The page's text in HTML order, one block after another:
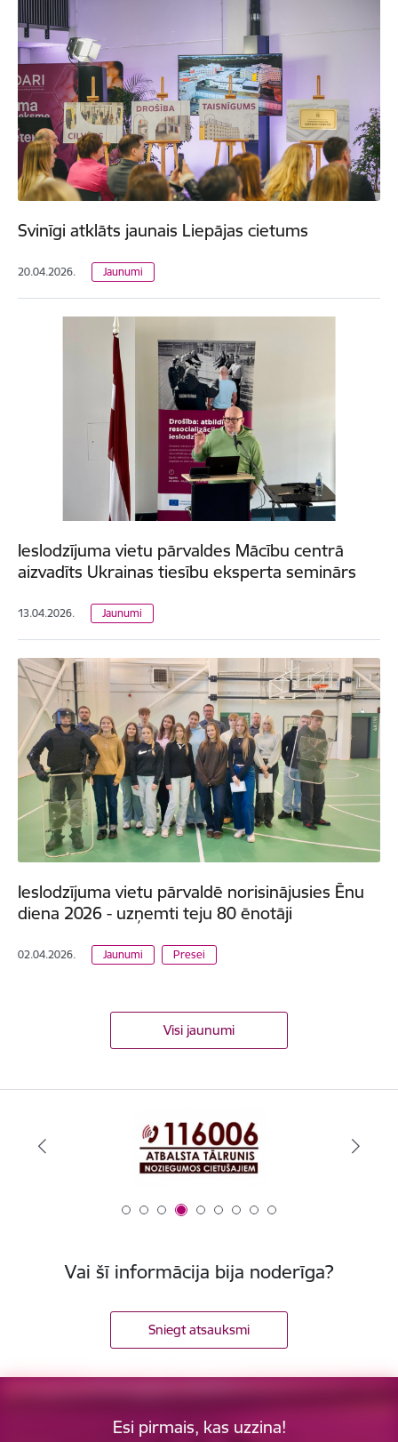
Svinīgi atklāts jaunais Liepājas cietums
20.04.2026. Jaunumi
Ieslodzījuma vietu pārvaldes Mācību centrā
aizvadīts Ukrainas tiesību eksperta seminārs
13.04.2026. Jaunumi
Ieslodzījuma vietu pārvaldē norisinājusies Ēnu
diena 2026 - uzņemti teju 80 ēnotāji
02.04.2026. Jaunumi Presei
Visi jaunumi
Vai šī informācija bija noderīga?
Sniegt atsauksmi
Esi pirmais, kas uzzina!